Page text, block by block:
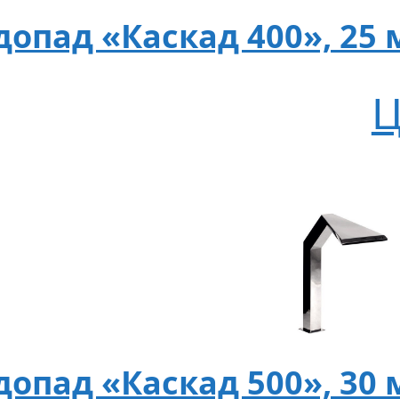
«Каскад 400», 25
«Каскад 500», 30